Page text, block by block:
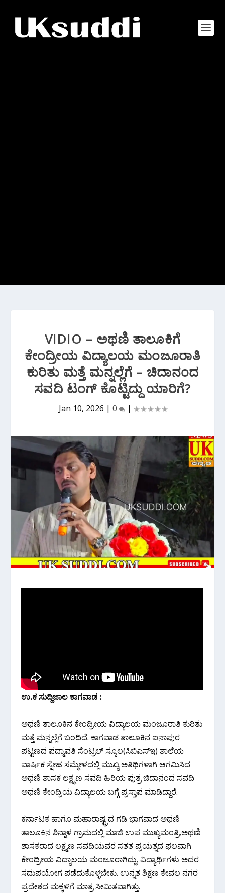
VIDIO – ಅಥಣಿ ತಾಲೂಕಿಗೆ
ಕೇಂದ್ರೀಯ ವಿದ್ಯಾಲಯ ಮಂಜೂರಾತಿ
ಕುರಿತು‌ ಮತ್ತೆ ಮನ್ನಲ್ಲೆಗೆ – ಚಿದಾನಂದ
ಸವದಿ ಟಂಗ್ ಕೊಟ್ಟಿದ್ದು ಯಾರಿಗೆ?
Jan 10, 2026 | 0 |
ಉ.ಕ ಸುದ್ದಿಜಾಲ ಕಾಗವಾಡ :
ಅಥಣಿ ತಾಲೂಕಿನ ಕೇಂದ್ರೀಯ ವಿದ್ಯಾಲಯ ಮಂಜೂರಾತಿ ಕುರಿತು‌
ಮತ್ತೆ ಮನ್ನಲ್ಲೆಗೆ ಬಂದಿದೆ. ಕಾಗವಾಡ ತಾಲೂಕಿನ ಐನಾಪುರ
ಪಟ್ಟಣದ ಪದ್ಮಾವತಿ ಸೆಂಟ್ರಲ್ ಸ್ಕೂಲ(ಸಿಬಿಎಸ್‌ಇ) ಶಾಲೆಯ
ವಾರ್ಷಿಕ ಸ್ನೇಹ ಸಮ್ಮೇಳದಲ್ಲಿ ಮುಖ್ಯ ಅತಿಥಿಗಳಾಗಿ ಆಗಮಿಸಿದ
ಅಥಣಿ ಶಾಸಕ ಲಕ್ಷ್ಮಣ ಸವದಿ ಹಿರಿಯ ಪುತ್ರ ಚಿದಾನಂದ ಸವದಿ
ಅಥಣಿ ಕೇಂದ್ರಿಯ ವಿದ್ಯಾಲಯ ಬಗ್ಗೆ ಪ್ರಸ್ತಾಪ ಮಾಡಿದ್ದಾರೆ.
ಕರ್ನಾಟಕ ಹಾಗೂ ಮಹಾರಾಷ್ಟ್ರದ ಗಡಿ ಭಾಗವಾದ ಅಥಣಿ
ತಾಲೂಕಿನ ಶಿನ್ನಾಳ ಗ್ರಾಮದಲ್ಲಿ ಮಾಜಿ ಉಪ ಮುಖ್ಯಮಂತ್ರಿ,ಅಥಣಿ
ಶಾಸಕರಾದ ಲಕ್ಷ್ಮಣ ಸವದಿಯವರ ಸತತ ಪ್ರಯತ್ನದ ಫಲವಾಗಿ
ಕೇಂದ್ರೀಯ ವಿದ್ಯಾಲಯ ಮಂಜೂರಾಗಿದ್ದು, ವಿದ್ಯಾರ್ಥಿಗಳು ಅದರ
ಸದುಪಯೋಗ ಪಡೆದುಕೊಳ್ಳಬೇಕು. ಉನ್ನತ ಶಿಕ್ಷಣ ಕೇವಲ ನಗರ
ಪ್ರದೇಶದ ಮಕ್ಕಳಿಗೆ ಮಾತ್ರ ಸೀಮಿತವಾಗಿತ್ತು.